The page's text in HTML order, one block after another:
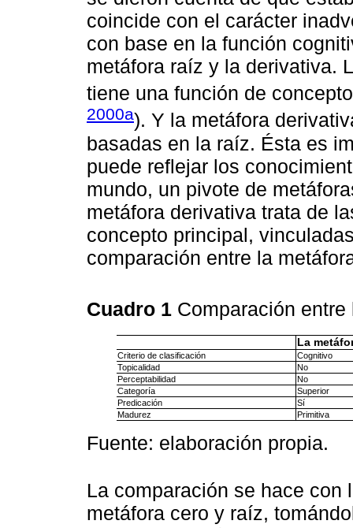
coincide con el carácter
con base en la función
metáfora raíz y la derivativa.
tiene una función de
2000a). Y la metáfora
basadas en la raíz. Ésta es
puede reflejar los
mundo, un pivote de
metáfora derivativa trata de
concepto principal,
comparación entre la
Cuadro 1 Comparación
La
Criterio de clasificación
Cognitivo
Topicalidad
No
Perceptabilidad
No
Categoría
Superior
Predicación
Sí
Madurez
Primitiva
Fuente: elaboración propia.
La comparación se hace
metáfora cero y raíz,